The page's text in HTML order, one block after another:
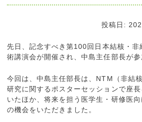
投稿日:
先日、記念すべき第100回日本結核・非
術講演会が開催され、中島主任部長が参
今回は、中島主任部長は、NTM（非結
研究に関するポスターセッションで座
いたほか、将来を担う医学生・研修医
の機会をいただきました。